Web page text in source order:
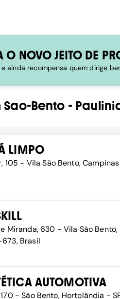
O NOVO JEITO DE
e ainda recompensa quem dirige
Sao-Bento -
LIMPO
105 - Vila São Bento,
Miranda, 630 - Vila São Bento,
Brasil
AUTOMOTIVA
- São Bento, Hortolândia -